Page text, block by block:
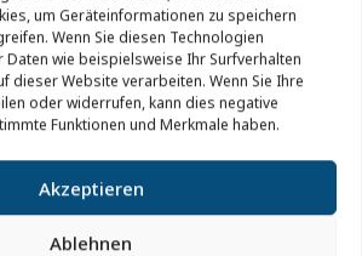
um Geräteinformationen zu speichern
Wenn Sie diesen Technologien
Daten wie beispielsweise Ihr Surfverhalten
dieser Website verarbeiten. Wenn Sie Ihre
oder widerrufen, kann dies negative
Funktionen und Merkmale haben.
Akzeptieren
Ablehnen
AKTIVITÄTEN